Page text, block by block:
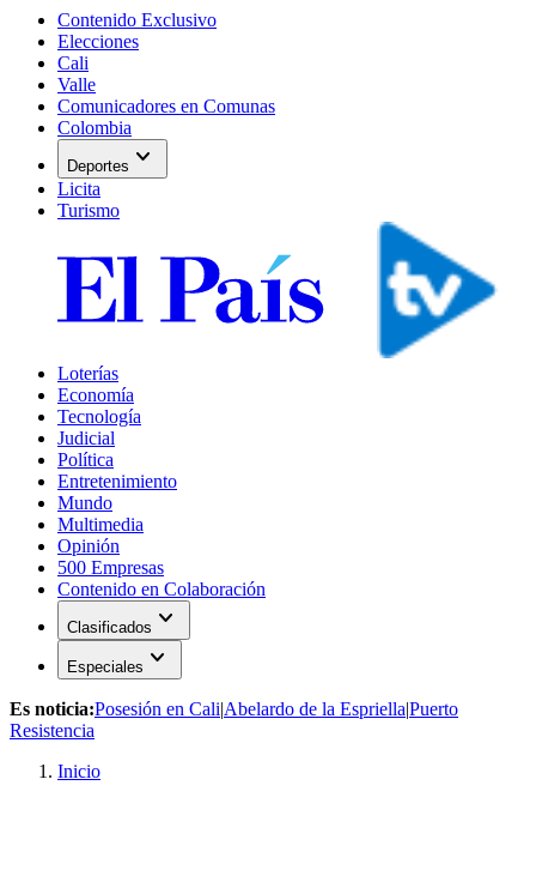
Contenido Exclusivo
Elecciones
Cali
Valle
Comunicadores en Comunas
Colombia
Deportes expand_more
Licita
Turismo
Loterías
Economía
Tecnología
Judicial
Política
Entretenimiento
Mundo
Multimedia
Opinión
500 Empresas
Contenido en Colaboración
Clasificados expand_more
Especiales expand_more
Es noticia:Posesión en Cali|Abelardo de la Espriella|Puerto
Resistencia
Inicio